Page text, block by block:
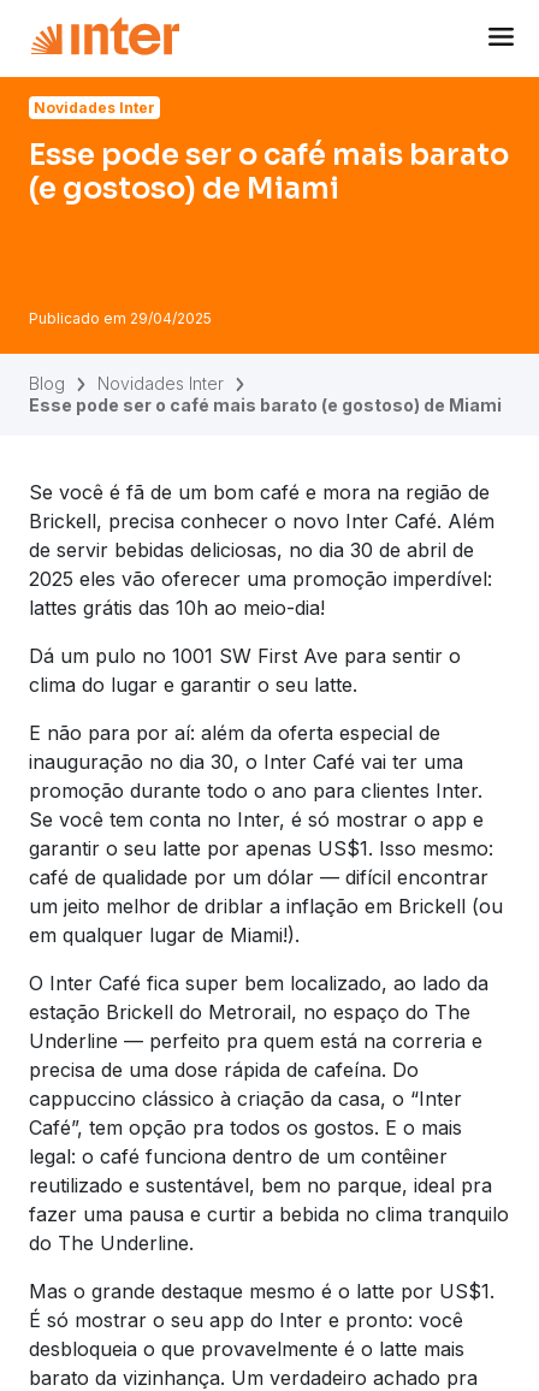
Novidades Inter
Esse pode ser o café mais barato
(e gostoso) de Miami
Publicado em 29/04/2025
Blog
Novidades Inter
Esse pode ser o café mais barato (e gostoso) de Miami
Se você é fã de um bom café e mora na região de
Brickell, precisa conhecer o novo Inter Café. Além
de servir bebidas deliciosas, no dia 30 de abril de
2025 eles vão oferecer uma promoção imperdível:
lattes grátis das 10h ao meio-dia!
Dá um pulo no 1001 SW First Ave para sentir o
clima do lugar e garantir o seu latte.
E não para por aí: além da oferta especial de
inauguração no dia 30, o Inter Café vai ter uma
promoção durante todo o ano para clientes Inter.
Se você tem conta no Inter, é só mostrar o app e
garantir o seu latte por apenas US$1. Isso mesmo:
café de qualidade por um dólar — difícil encontrar
um jeito melhor de driblar a inflação em Brickell (ou
em qualquer lugar de Miami!).
O Inter Café fica super bem localizado, ao lado da
estação Brickell do Metrorail, no espaço do The
Underline — perfeito pra quem está na correria e
precisa de uma dose rápida de cafeína. Do
cappuccino clássico à criação da casa, o “Inter
Café”, tem opção pra todos os gostos. E o mais
legal: o café funciona dentro de um contêiner
reutilizado e sustentável, bem no parque, ideal pra
fazer uma pausa e curtir a bebida no clima tranquilo
do The Underline.
Mas o grande destaque mesmo é o latte por US$1.
É só mostrar o seu app do Inter e pronto: você
desbloqueia o que provavelmente é o latte mais
barato da vizinhança. Um verdadeiro achado pra
Navigated to Esse pode ser o café mais barato (e